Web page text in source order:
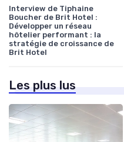
Interview de Tiphaine
Boucher de Brit Hotel :
Développer un réseau
hôtelier performant : la
stratégie de croissance de
Brit Hotel
Les plus lus